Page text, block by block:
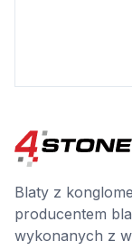
Blaty z
producentem
wykonanych z